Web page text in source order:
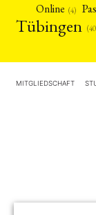
Online (4)
Tübingen
MITGLIEDSCHAFT